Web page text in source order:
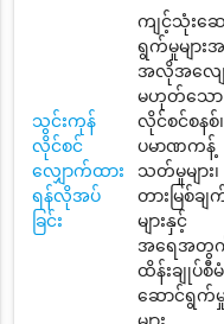
သွင်းကုန်
လိုင်စင်
လျှောက်ထား
ရန်လိုအပ်
ခြင်း
ကျင့်သုံးဆေ
ရွက်မှုများအ
အလိုအလျ
မဟုတ်သော
လိုင်စင်စနစ်၊
ပမာဏကန့်
သတ်မှုများ၊
တားမြစ်ချ
များနှင့်
အရေအတွ
ထိန်းချုပ်စီမံ
ဆောင်ရွက်